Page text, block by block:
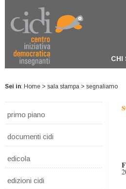
CHI
Sei in: Home > sala stampa > segnaliamo
primo piano
documenti cidi
edicola
edizioni cidi